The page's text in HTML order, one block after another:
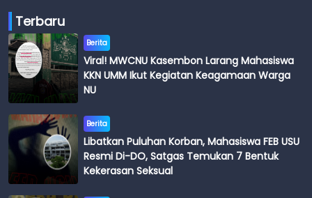
Terbaru
Berita
Viral! MWCNU Kasembon Larang Mahasiswa
KKN UMM Ikut Kegiatan Keagamaan Warga
NU
Berita
Libatkan Puluhan Korban, Mahasiswa FEB USU
Resmi Di-DO, Satgas Temukan 7 Bentuk
Kekerasan Seksual